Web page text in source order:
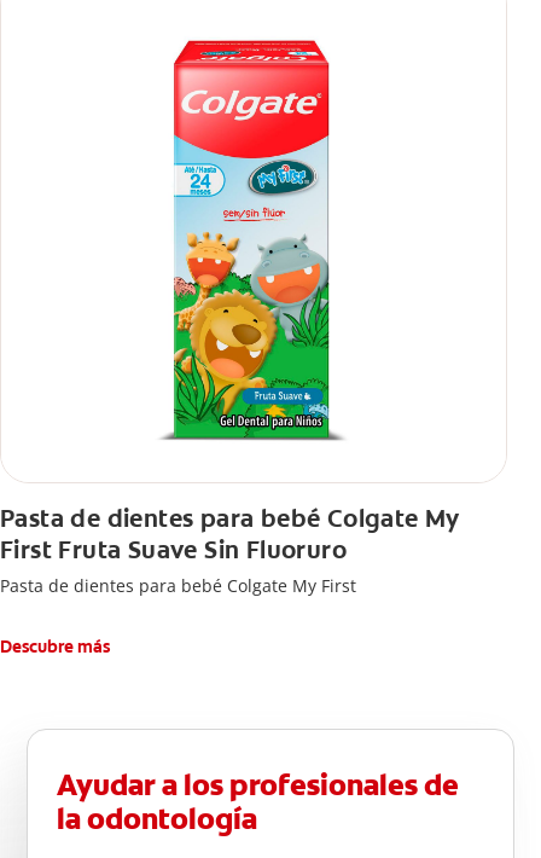
Pasta de dientes para bebé Colgate My
First Fruta Suave Sin Fluoruro
Pasta de dientes para bebé Colgate My First
Descubre más
Ayudar a los profesionales de
la odontología